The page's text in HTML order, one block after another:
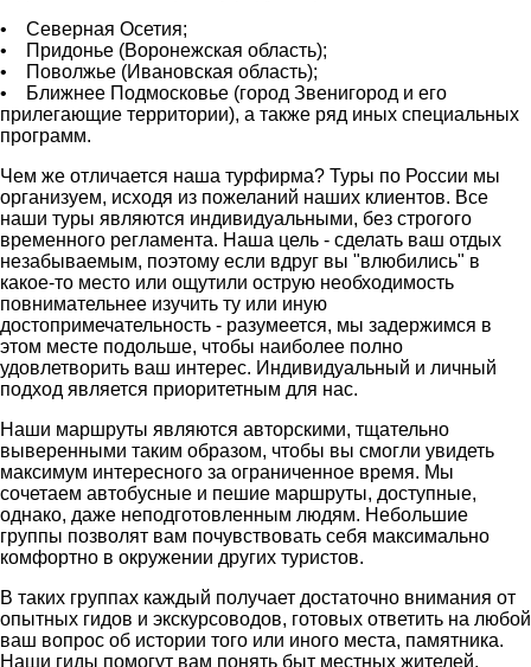
• Северная Осетия;
• Придонье (Воронежская область);
• Поволжье (Ивановская область);
• Ближнее Подмосковье (город Звенигород и его
прилегающие территории), а также ряд иных специальных
программ.
Чем же отличается наша турфирма? Туры по России мы
организуем, исходя из пожеланий наших клиентов. Все
наши туры являются индивидуальными, без строгого
временного регламента. Наша цель - сделать ваш отдых
незабываемым, поэтому если вдруг вы "влюбились" в
какое-то место или ощутили острую необходимость
повнимательнее изучить ту или иную
достопримечательность - разумеется, мы задержимся в
этом месте подольше, чтобы наиболее полно
удовлетворить ваш интерес. Индивидуальный и личный
подход является приоритетным для нас.
Наши маршруты являются авторскими, тщательно
выверенными таким образом, чтобы вы смогли увидеть
максимум интересного за ограниченное время. Мы
сочетаем автобусные и пешие маршруты, доступные,
однако, даже неподготовленным людям. Небольшие
группы позволят вам почувствовать себя максимально
комфортно в окружении других туристов.
В таких группах каждый получает достаточно внимания от
опытных гидов и экскурсоводов, готовых ответить на любой
ваш вопрос об истории того или иного места, памятника.
Наши гиды помогут вам понять быт местных жителей,